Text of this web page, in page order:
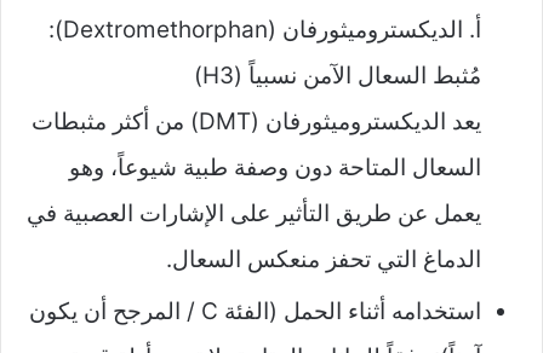
أ. الديكستروميثورفان (Dextromethorphan):
مُثبط السعال الآمن نسبياً (H3)
يعد الديكستروميثورفان (DMT) من أكثر مثبطات
السعال المتاحة دون وصفة طبية شيوعاً، وهو
يعمل عن طريق التأثير على الإشارات العصبية في
الدماغ التي تحفز منعكس السعال.
استخدامه أثناء الحمل (الفئة C / المرجح أن يكون